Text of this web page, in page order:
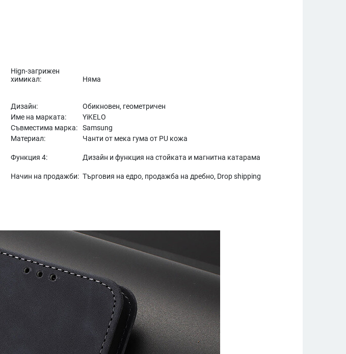
Hign-загрижен
химикал:
Няма
Дизайн:
Обикновен, геометричен
Име на марката:
YiKELO
Съвместима марка:
Samsung
Материал: Чанти от мека гума от PU кожа
Функция 4: Дизайн и функция на стойката и магнитна катарама
Начин на продажби: Търговия на едро, продажба на дребно, Drop shipping